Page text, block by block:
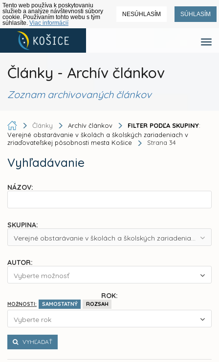
Tento web používa k poskytovaniu
služieb a analýze návštevnosti súbory
cookie. Používaním tohto webu s tým
súhlasíte. Viac informácií
NESÚHLASÍM SÚHLASÍM
Články - Archív článkov
Zoznam archivovaných článkov
Články Archív článkov FILTER PODĽA SKUPINY:
Verejné obstarávanie v školách a školských zariadeniach v
zriaďovateľskej pôsobnosti mesta Košice
Strana 34
Vyhľadávanie
NÁZOV:
SKUPINA:
Verejné obstarávanie v školách a školských zariadeniach v zriaďovateľskej pôsobnosti mesta Košice
AUTOR:
Vyberte možnosť
ROK:
MOŽNOSTI: SAMOSTATNÝ ROZSAH
Vyberte rok
VYHĽADAŤ